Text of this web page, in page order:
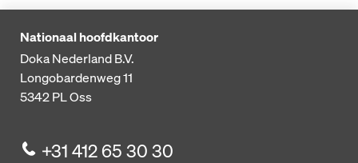
Nationaal hoofdkantoor
Doka Nederland B.V.
Longobardenweg 11
5342 PLOss
+31 412 65 30 30